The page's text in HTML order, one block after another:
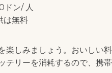
ドン/ 人
は無料
楽しみましょう。おいしい
テリーを消耗するので、携